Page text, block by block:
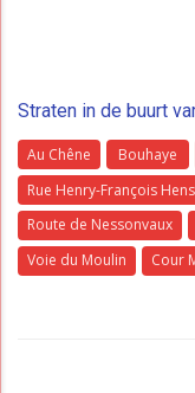
Straten in de buurt
Au Chêne Bouhaye
Rue Henry-François
Route de Nessonvaux
Voie du Moulin
Cour